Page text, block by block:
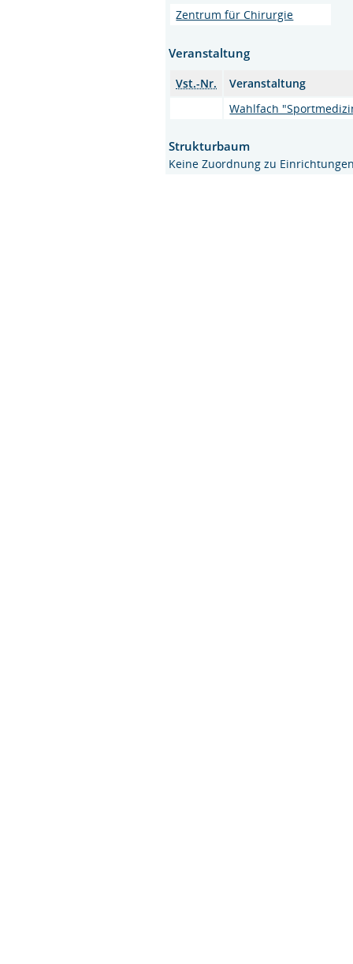
Zentrum für Chirurgie
Veranstaltung
Vst.-Nr.
Veranstaltung
Wahlfach
Strukturbaum
Keine Zuordnung zu